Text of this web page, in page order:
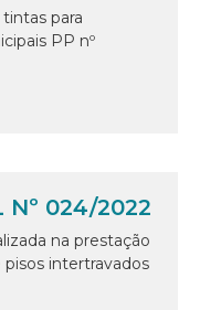
para
PP nº
Nº 024/2022
na prestação
intertravados